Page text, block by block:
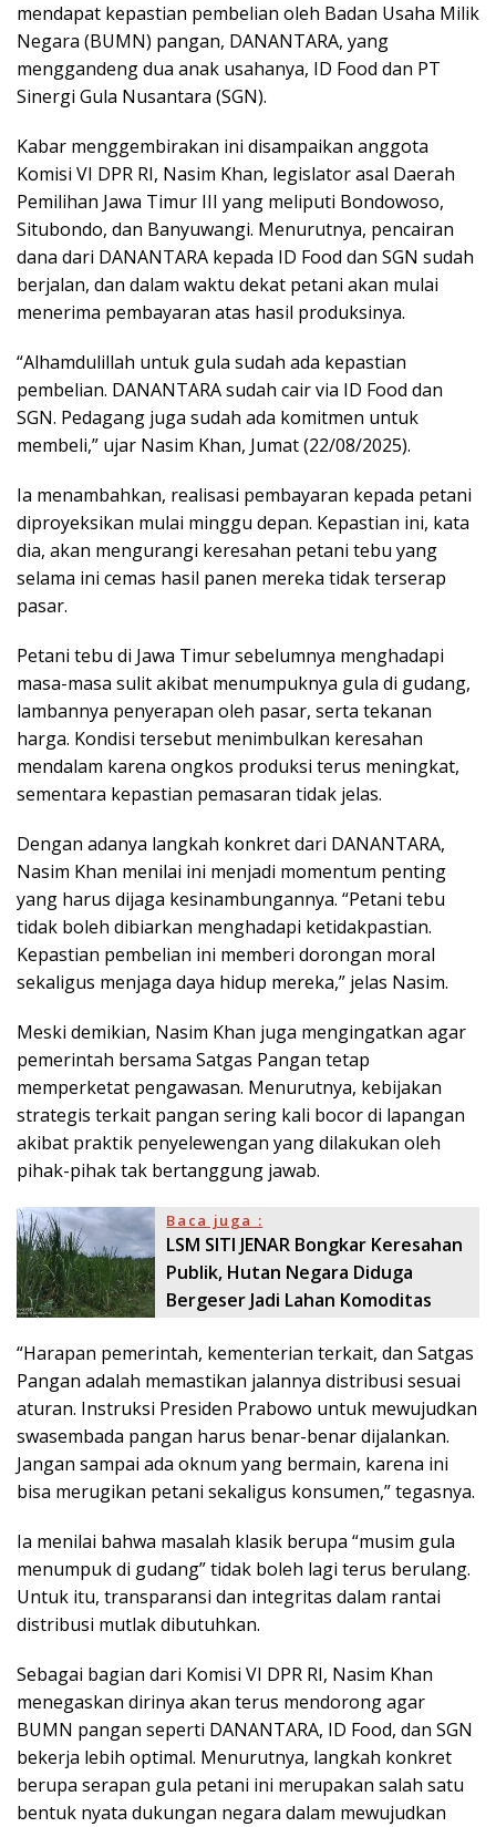
mendapat kepastian pembelian oleh Badan Usaha Milik
Negara (BUMN) pangan, DANANTARA, yang
menggandeng dua anak usahanya, ID Food dan PT
Sinergi Gula Nusantara (SGN).
Kabar menggembirakan ini disampaikan anggota
Komisi VI DPR RI, Nasim Khan, legislator asal Daerah
Pemilihan Jawa Timur III yang meliputi Bondowoso,
Situbondo, dan Banyuwangi. Menurutnya, pencairan
dana dari DANANTARA kepada ID Food dan SGN sudah
berjalan, dan dalam waktu dekat petani akan mulai
menerima pembayaran atas hasil produksinya.
“Alhamdulillah untuk gula sudah ada kepastian
pembelian. DANANTARA sudah cair via ID Food dan
SGN. Pedagang juga sudah ada komitmen untuk
membeli,” ujar Nasim Khan, Jumat (22/08/2025).
Ia menambahkan, realisasi pembayaran kepada petani
diproyeksikan mulai minggu depan. Kepastian ini, kata
dia, akan mengurangi keresahan petani tebu yang
selama ini cemas hasil panen mereka tidak terserap
pasar.
Petani tebu di Jawa Timur sebelumnya menghadapi
masa-masa sulit akibat menumpuknya gula di gudang,
lambannya penyerapan oleh pasar, serta tekanan
harga. Kondisi tersebut menimbulkan keresahan
mendalam karena ongkos produksi terus meningkat,
sementara kepastian pemasaran tidak jelas.
Dengan adanya langkah konkret dari DANANTARA,
Nasim Khan menilai ini menjadi momentum penting
yang harus dijaga kesinambungannya. “Petani tebu
tidak boleh dibiarkan menghadapi ketidakpastian.
Kepastian pembelian ini memberi dorongan moral
sekaligus menjaga daya hidup mereka,” jelas Nasim.
Meski demikian, Nasim Khan juga mengingatkan agar
pemerintah bersama Satgas Pangan tetap
memperketat pengawasan. Menurutnya, kebijakan
strategis terkait pangan sering kali bocor di lapangan
akibat praktik penyelewengan yang dilakukan oleh
pihak-pihak tak bertanggung jawab.
Baca juga :
LSM SITI JENAR Bongkar Keresahan
Publik, Hutan Negara Diduga
Bergeser Jadi Lahan Komoditas
“Harapan pemerintah, kementerian terkait, dan Satgas
Pangan adalah memastikan jalannya distribusi sesuai
aturan. Instruksi Presiden Prabowo untuk mewujudkan
swasembada pangan harus benar-benar dijalankan.
Jangan sampai ada oknum yang bermain, karena ini
bisa merugikan petani sekaligus konsumen,” tegasnya.
Ia menilai bahwa masalah klasik berupa “musim gula
menumpuk di gudang” tidak boleh lagi terus berulang.
Untuk itu, transparansi dan integritas dalam rantai
distribusi mutlak dibutuhkan.
Sebagai bagian dari Komisi VI DPR RI, Nasim Khan
menegaskan dirinya akan terus mendorong agar
BUMN pangan seperti DANANTARA, ID Food, dan SGN
bekerja lebih optimal. Menurutnya, langkah konkret
berupa serapan gula petani ini merupakan salah satu
bentuk nyata dukungan negara dalam mewujudkan